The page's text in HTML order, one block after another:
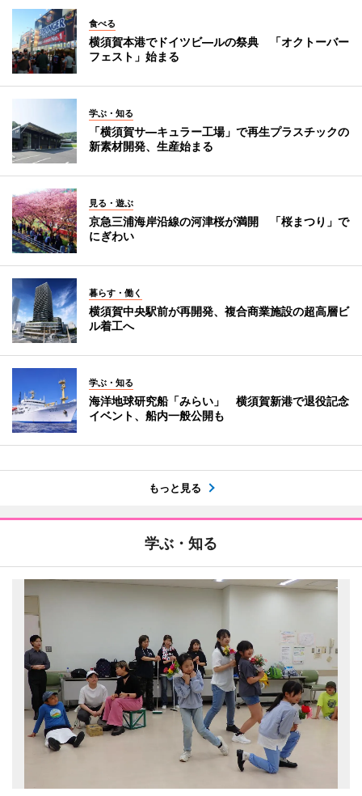
食べる
横須賀本港でドイツビ―ルの祭典 「オクトーバー
フェスト」始まる
学ぶ・知る
「横須賀サ―キュラー工場」で再生プラスチックの
新素材開発、生産始まる
見る・遊ぶ
京急三浦海岸沿線の河津桜が満開 「桜まつり」で
にぎわい
暮らす・働く
横須賀中央駅前が再開発、複合商業施設の超高層ビ
ル着工へ
学ぶ・知る
海洋地球研究船「みらい」 横須賀新港で退役記念
イベント、船内一般公開も
もっと見る
学ぶ・知る